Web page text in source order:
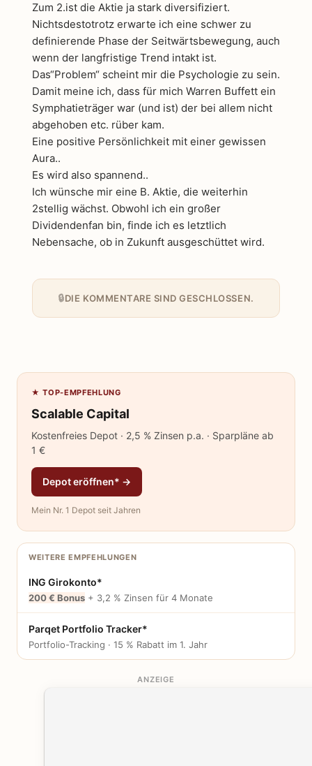
Zum 2.ist die Aktie ja stark diversifiziert.
Nichtsdestotrotz erwarte ich eine schwer zu
definierende Phase der Seitwärtsbewegung, auch
wenn der langfristige Trend intakt ist.
Das“Problem“ scheint mir die Psychologie zu sein.
Damit meine ich, dass für mich Warren Buffett ein
Symphatieträger war (und ist) der bei allem nicht
abgehoben etc. rüber kam.
Eine positive Persönlichkeit mit einer gewissen
Aura..
Es wird also spannend..
Ich wünsche mir eine B. Aktie, die weiterhin
2stellig wächst. Obwohl ich ein großer
Dividendenfan bin, finde ich es letztlich
Nebensache, ob in Zukunft ausgeschüttet wird.
DIE KOMMENTARE SIND GESCHLOSSEN.
★ TOP-EMPFEHLUNG
Scalable Capital
Kostenfreies Depot · 2,5 % Zinsen p.a. · Sparpläne ab
1 €
Depot eröffnen* →
Mein Nr. 1 Depot seit Jahren
WEITERE EMPFEHLUNGEN
ING Girokonto*
200 € Bonus + 3,2 % Zinsen für 4 Monate
Parqet Portfolio Tracker*
Portfolio-Tracking · 15 % Rabatt im 1. Jahr
ANZEIGE